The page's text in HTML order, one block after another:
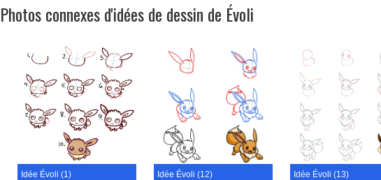
Photos connexes d'idées de dessin de Évoli
Idée Évoli (1) Idée Évoli (12) Idée Évoli (13)